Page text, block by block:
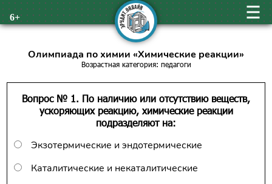
6+
Олимпиада по химии «Химические реакции»
Возрастная категория: педагоги
Вопрос № 1. По наличию или отсутствию веществ,
ускоряющих реакцию, химические реакции
подразделяют на:
Экзотермические и эндотермические
Каталитические и некаталитические